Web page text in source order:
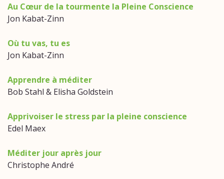
Au Cœur de la tourmente la Pleine Conscience
Jon Kabat-Zinn
Où tu vas, tu es
Jon Kabat-Zinn
Apprendre à méditer
Bob Stahl & Elisha Goldstein
Apprivoiser le stress par la pleine conscience
Edel Maex
Méditer jour après jour
Christophe André